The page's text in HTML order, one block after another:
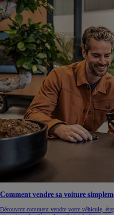
Comment vendre sa voiture
Découvrez comment vendre votre véhicule,